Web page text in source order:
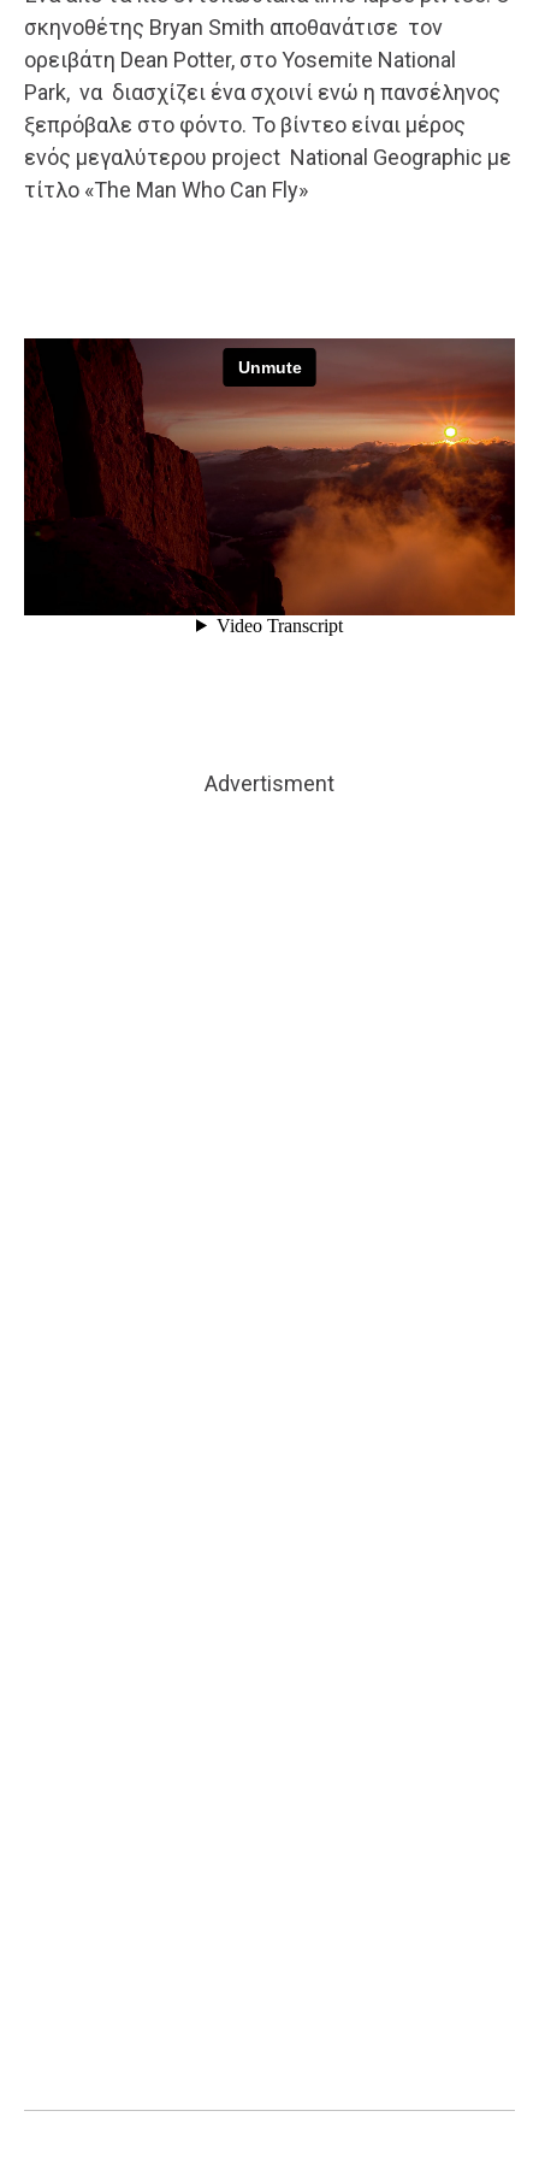
σκηνοθέτης Bryan Smith αποθανάτισε τον
ορειβάτη Dean Potter, στο Yosemite National
Park, να διασχίζει ένα σχοινί ενώ η πανσέληνος
ξεπρόβαλε στο φόντο. Το βίντεο είναι μέρος
ενός μεγαλύτερου project National Geographic με
τίτλο «The Man Who Can Fly»
Advertisment